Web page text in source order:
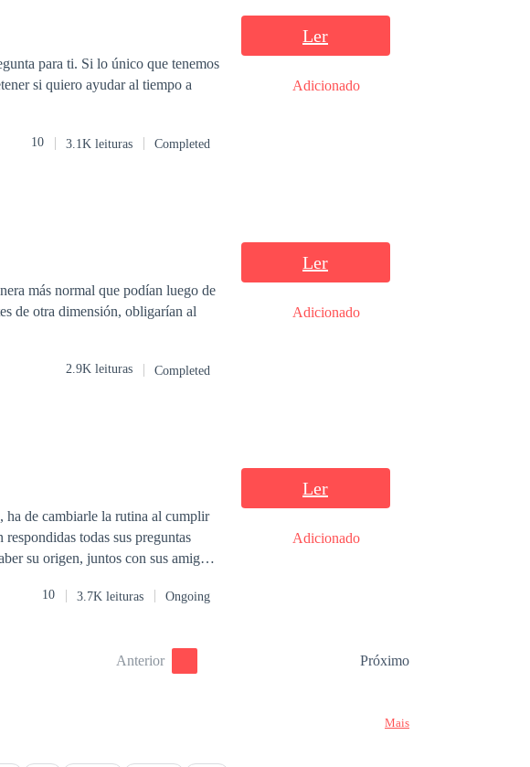
para ti. Si lo único que tenemos
si quiero ayudar al tiempo a
10 3.1K leituras Completed
Ler
Adicionado
más normal que podían luego de
de otra dimensión, obligarían al
2.9K leituras Completed
Ler
Adicionado
de cambiarle la rutina al cumplir
todas sus preguntas
su origen, juntos con sus amigos
10 3.7K leituras Ongoing
Ler
Adicionado
Anterior Próximo
Mais